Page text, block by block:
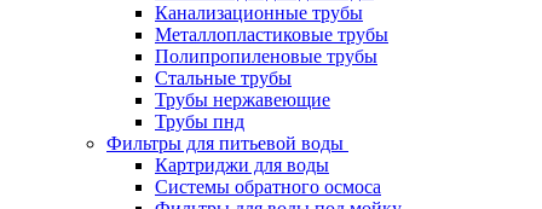
Канализационные трубы
Металлопластиковые трубы
Полипропиленовые трубы
Стальные трубы
Трубы нержавеющие
Трубы пнд
Фильтры для питьевой воды
Картриджи для воды
Системы обратного осмоса